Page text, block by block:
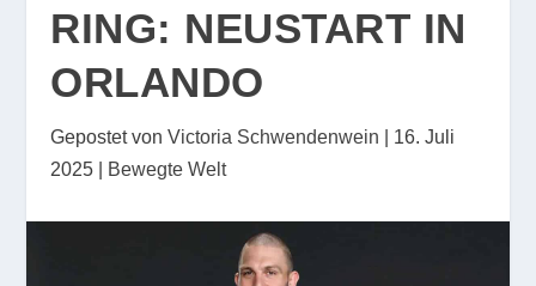
RING: NEUSTART IN
ORLANDO
Gepostet vonVictoria Schwendenwein
16. Juli
2025
Bewegte Welt